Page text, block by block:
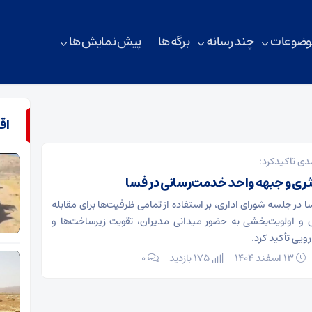
چند رسانه برگه ها پیش نمایش ها
تاکیدکرد:
و جبهه واحد خدمت‌رسانی در فسا
در جلسه شورای اداری، بر استفاده از تمامی ظرفیت‌ها برای مقابله
اولویت‌بخشی به حضور میدانی مدیران، تقویت زیرساخت‌ها و
تأکید کرد.
۰